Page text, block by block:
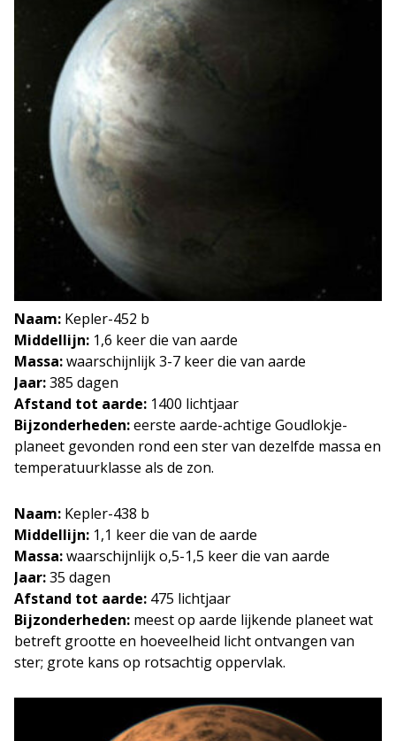
Naam: Kepler-452 b
Middellijn: 1,6 keer die van aarde
Massa:waarschijnlijk 3-7 keer die van aarde
Jaar:385 dagen
Afstand tot aarde: 1400 lichtjaar
Bijzonderheden:eerste aarde-achtige Goudlokje-
planeet gevonden rond een ster van dezelfde massa en
temperatuurklasse als de zon.
Naam: Kepler-438 b
Middellijn: 1,1 keer die van de aarde
Massa:waarschijnlijk o,5-1,5 keer die van aarde
Jaar:35 dagen
Afstand tot aarde: 475 lichtjaar
Bijzonderheden: meest op aarde lijkende planeet wat
betreft grootte en hoeveelheid licht ontvangen van
ster; grote kans op rotsachtig oppervlak.